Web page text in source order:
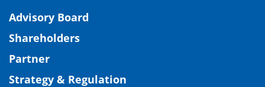
Advisory Board
Shareholders
Partner
Strategy & Regulation